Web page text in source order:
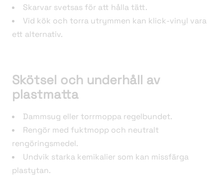
Skarvar svetsas för att hålla tätt.
Vid kök och torra utrymmen kan klick-vinyl vara
ett alternativ.
Skötsel och underhåll av
plastmatta
Dammsug eller torrmoppa regelbundet.
Rengör med fuktmopp och neutralt
rengöringsmedel.
Undvik starka kemikalier som kan missfärga
plastytan.